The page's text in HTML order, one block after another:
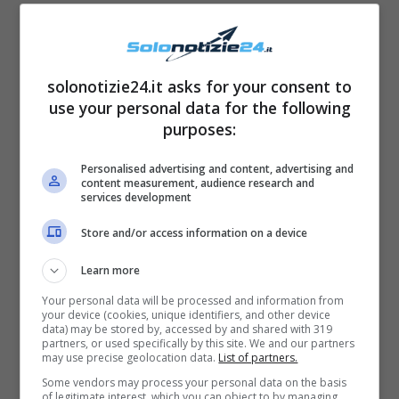
Gianni Sperti solonotizie
Gianni Sperti: coppia fissa con
solonotizie24.it asks for your consent to
use your personal data for the following
purposes:
Personalised advertising and content, advertising and
content measurement, audience research and
services development
Store and/or access information on a device
Learn more
Your personal data will be processed and information from
your device (cookies, unique identifiers, and other device
data) may be stored by, accessed by and shared with 319
partners, or used specifically by this site. We and our partners
may use precise geolocation data. List of partners.
Some vendors may process your personal data on the basis